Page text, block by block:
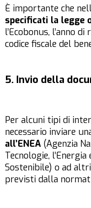
È importante che
specificati la legge
l’Ecobonus, l’anno
codice fiscale del
5. Invio della
Per alcuni tipi di
necessario inviare
all’ENEA (Agenzia
Tecnologie,
Sostenibile) o ad
previsti dalla